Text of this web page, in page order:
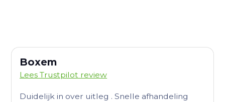
Boxem
Lees Trustpilot review
Duidelijk in over uitleg . Snelle afhandeling